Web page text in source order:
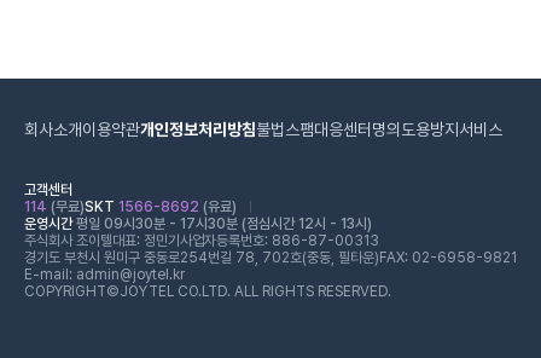
회사소개이용약관개인정보처리방침불법스팸대응센터 명의도용방지서비스
고객센터
114 (무료)SKT 1566-8692 (유료)
운영시간평일 09시30분 - 17시30분 (점심시간 12시 - 13시)
주식회사 조이텔대표: 정민기 사업자등록번호: 886-87-00313
경기도 부천시 원미구 중동로254번길 78, 702호(중동, 필타운) FAX: 02-6958-9821
E-mail: admin@joytel.kr
COPYRIGHT©JOYTEL CO.LTD. ALL RIGHTS RESERVED.